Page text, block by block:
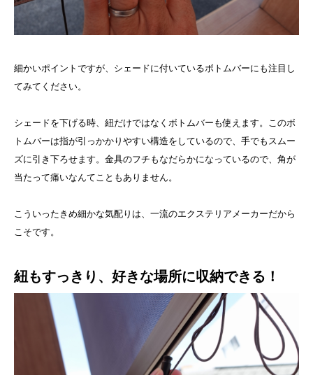
細かいポイントですが、シェードに付いているボトムバーにも注目し
てみてください。
シェードを下げる時、紐だけではなくボトムバーも使えます。このボ
トムバーは指が引っかかりやすい構造をしているので、手でもスムー
ズに引き下ろせます。金具のフチもなだらかになっているので、角が
当たって痛いなんてこともありません。
こういったきめ細かな気配りは、一流のエクステリアメーカーだから
こそです。
紐もすっきり、好きな場所に収納できる！